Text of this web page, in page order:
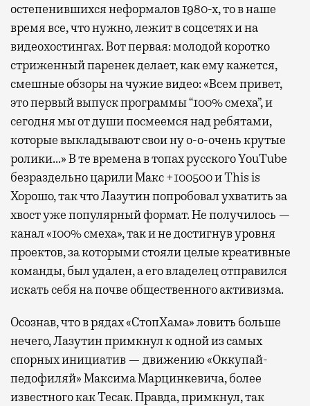
остепенившихся неформалов 1980-х, то в наше
время все, что нужно, лежит в соцсетях и на
видеохостингах. Вот первая: молодой коротко
стриженный паренек делает, как ему кажется,
смешные обзоры на чужие видео: «Всем привет,
это первый выпуск программы “100% смеха”, и
сегодня мы от души посмеемся над ребятами,
которые выкладывают свои ну о-о-очень крутые
ролики…» В те времена в топах русского YouTube
безраздельно царили Макс +100500 и This is
Хорошо, так что Лазутин попробовал ухватить за
хвост уже популярный формат. Не получилось —
канал «100% смеха», так и не достигнув уровня
проектов, за которыми стояли целые креативные
команды, был удален, а его владелец отправился
искать себя на почве общественного активизма.
Осознав, что в рядах «СтопХама» ловить больше
нечего, Лазутин примкнул к одной из самых
спорных инициатив — движению «Оккупай-
педофиляй» Максима Марцинкевича, более
известного как Тесак. Правда, примкнул, так